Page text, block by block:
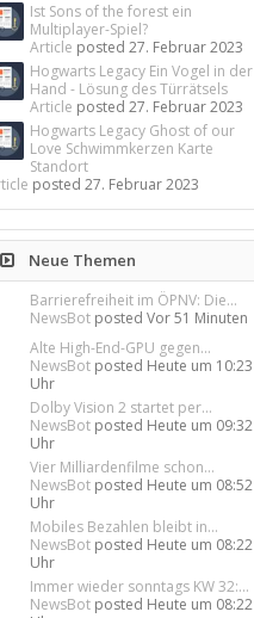
Ist Sons of the forest ein
Multiplayer-Spiel?
Article posted27. Februar 2023
Hogwarts Legacy Ein Vogel in der
Hand - Lösung des Türrätsels
Article posted27. Februar 2023
Hogwarts Legacy Ghost of our
Love Schwimmkerzen Karte
Standort
posted27. Februar 2023
Neue Themen
Barrierefreiheit im ÖPNV: Die...
NewsBot postedVor 51 Minuten
Alte High-End-GPU gegen...
NewsBot posted Heute um 10:23
Uhr
Dolby Vision 2 startet per...
NewsBot posted Heute um 09:32
Uhr
Vier Milliardenfilme schon...
NewsBot posted Heute um 08:52
Uhr
Mobiles Bezahlen bleibt in...
NewsBot posted Heute um 08:22
Uhr
Immer wieder sonntags KW 32:...
NewsBot posted Heute um 08:22